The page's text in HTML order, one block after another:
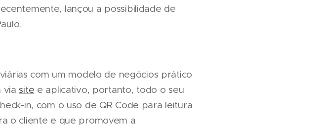
lançou a possibilidade de
com um modelo de negócios prático
viasite e aplicativo, portanto, todo o seu
in, com o uso de QR Code para leitura
o cliente e que promovem a